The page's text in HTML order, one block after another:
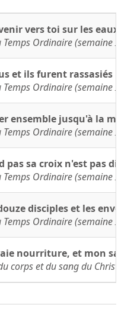
de Clerlande
vers toi sur les
Ordinaire (semaine
et ils furent rassasiés
Ordinaire (semaine
ensemble jusqu'à la
Ordinaire (semaine
pas sa croix n'est pas
Ordinaire (semaine
disciples et les
Ordinaire (semaine
nourriture, et mon
corps et du sang du